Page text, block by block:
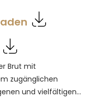
Brut mit
zugänglichen